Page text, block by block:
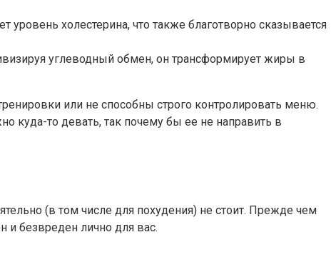
уровень холестерина, что также благотворно сказывается
углеводный обмен, он трансформирует жиры в
или не способны строго контролировать меню.
куда-то девать, так почему бы ее не направить в
(в том числе для похудения) не стоит. Прежде чем
и безвреден лично для вас.